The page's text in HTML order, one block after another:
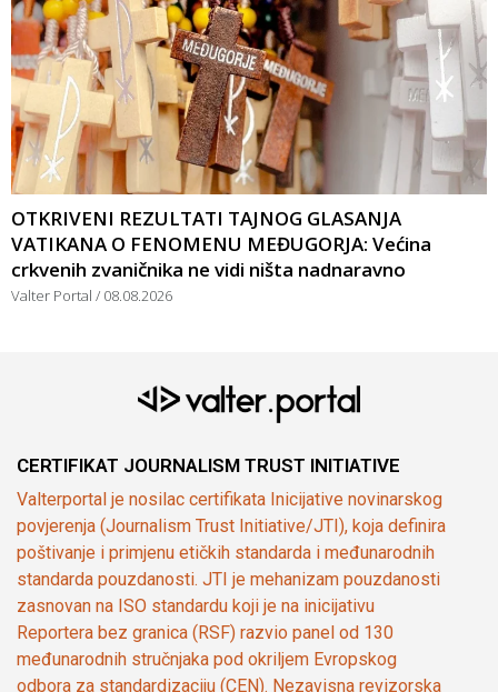
OTKRIVENI REZULTATI TAJNOG GLASANJA
VATIKANA O FENOMENU MEĐUGORJA: Većina
crkvenih zvaničnika ne vidi ništa nadnaravno
Valter Portal 08.08.2026
CERTIFIKAT JOURNALISM TRUST INITIATIVE
Valterportal je nosilac certifikata Inicijative novinarskog
povjerenja (Journalism Trust Initiative/JTI), koja definira
poštivanje i primjenu etičkih standarda i međunarodnih
standarda pouzdanosti. JTI je mehanizam pouzdanosti
zasnovan na ISO standardu koji je na inicijativu
Reportera bez granica (RSF) razvio panel od 130
međunarodnih stručnjaka pod okriljem Evropskog
odbora za standardizaciju (CEN). Nezavisna revizorska